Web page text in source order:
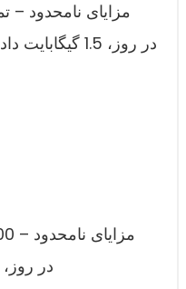
نامحدود، 100 SMS در روز، 1.5 گیگابایت داده / روزانه
SMS در روز، 1.5 گیگابایت داده روزانه